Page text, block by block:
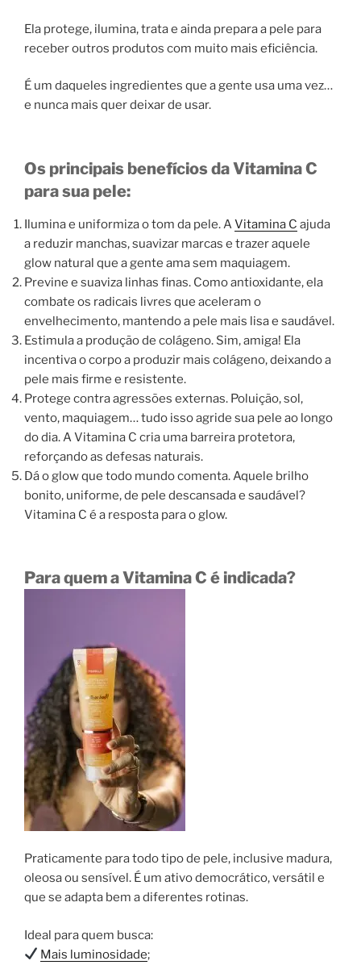
Ela protege, ilumina, trata e ainda prepara a pele para
receber outros produtos com muito mais eficiência.
É um daqueles ingredientes que a gente usa uma vez…
e nunca mais quer deixar de usar.
Os principais benefícios da Vitamina C
para sua pele:
Ilumina e uniformiza o tom da pele. A Vitamina C ajuda
a reduzir manchas, suavizar marcas e trazer aquele
glow natural que a gente ama sem maquiagem.
Previne e suaviza linhas finas. Como antioxidante, ela
combate os radicais livres que aceleram o
envelhecimento, mantendo a pele mais lisa e saudável.
Estimula a produção de colágeno. Sim, amiga! Ela
incentiva o corpo a produzir mais colágeno, deixando a
pele mais firme e resistente.
Protege contra agressões externas. Poluição, sol,
vento, maquiagem… tudo isso agride sua pele ao longo
do dia. A Vitamina C cria uma barreira protetora,
reforçando as defesas naturais.
Dá o glow que todo mundo comenta. Aquele brilho
bonito, uniforme, de pele descansada e saudável?
Vitamina C é a resposta para o glow.
Para quem a Vitamina C é indicada?
Praticamente para todo tipo de pele, inclusive madura,
oleosa ou sensível. É um ativo democrático, versátil e
que se adapta bem a diferentes rotinas.
Ideal para quem busca:
Mais luminosidade;